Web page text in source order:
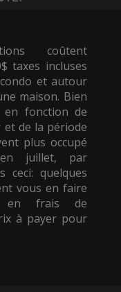
coûtent
taxes incluses
et autour
maison. Bien
fonction de
et de la période
plus occupé
juillet, par
ceci: quelques
vous en faire
en frais de
à payer pour